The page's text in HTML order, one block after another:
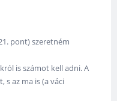
pont) szeretném
is számot kell adni. A
s az ma is (a váci